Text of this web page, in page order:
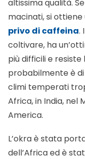
altissima qualità.
macinati, si ottiene
privo di caffeina.
coltivare, ha
più difficili e
probabilmente è di
climi temperati
Africa, in India, nel
America.
L’okra è stata
dell’Africa ed è